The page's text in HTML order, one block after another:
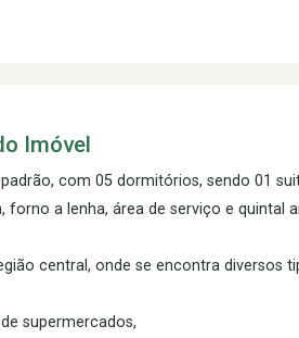
Imóvel
com 05 dormitórios, sendo 01
forno a lenha, área de serviço e quintal
central, onde se encontra diversos
supermercados,